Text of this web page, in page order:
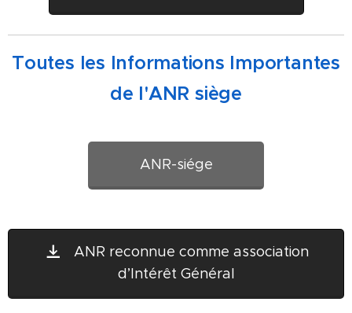
Toutes les Informations Importantes
de l'ANR siège
ANR-siége
ANR reconnue comme association
d’Intérêt Général